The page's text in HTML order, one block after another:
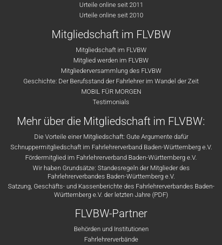
Urteile online seit 2011
Urteile online seit 2010
Mitgliedschaft im FLVBW
Mitgliedschaft im FLVBW
Mitglied werden im FLVBW
Mitgliederversammlung des FLVBW
Geschichte: Der Berufsstand der Fahrlehrer im Wandel der Zeit
MOBIL FÜR MORGEN
Testimonials
Mehr über die Mitgliedschaft im FLVBW:
Die Vorteile einer Mitgliedschaft: Gute Argumente dafür
Schnuppermitgliedschaft im Fahrlehrerverband Baden-Württemberg e.V.
Fördermitglied im Fahrlehrerverband Baden-Württemberg e.V.
Wir haben Grundsätze: Standesregeln der Mitglieder des
Fahrlehrerverbandes Baden-Württemberg e.V.
Satzung, Geschäfts- und Kassenberichte des Fahrlehrerverbandes Baden-
Württemberg e.V. der letzten Jahre (PDF)
FLVBW-Partner
Behörden und Institutionen
Fahrlehrerverbände